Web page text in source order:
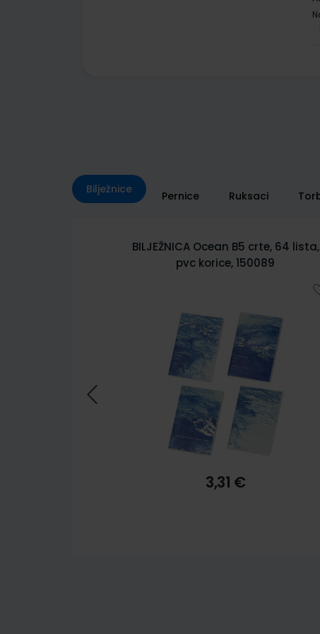
Bilježnice Pernice Ruksaci
BILJEŽNICA City Sketch B5 crte, 64
lista, pvc korice 150085
3,31 €